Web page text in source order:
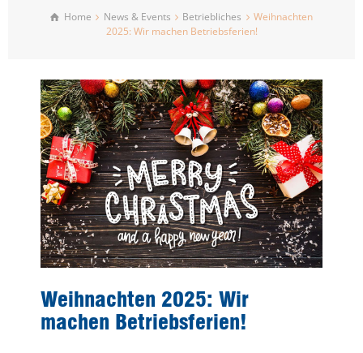
Home News & Events Betriebliches
Weihnachten
2025: Wir machen Betriebsferien!
Weihnachten 2025: Wir
machen Betriebsferien!